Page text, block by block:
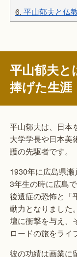
6. 平山郁夫と仏
平山郁夫と
捧げた生涯
平山郁夫は、日本
大学学長や日本美
護の先駆者です。
1930年に広島県
3年生の時に広島
後遺症の恐怖と「
動力となりました
壇に衝撃を与え、
ロードの旅をライ
彼の功績は画業に